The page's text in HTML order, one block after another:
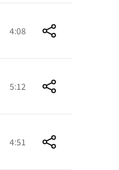
4:08
5:12
4:51